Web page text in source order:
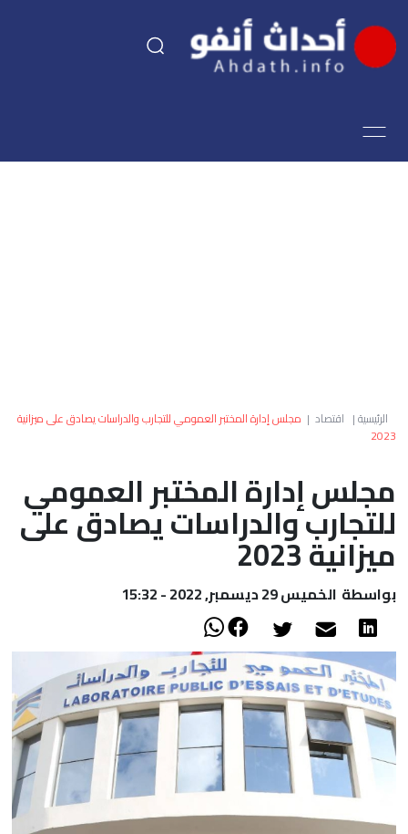
اقتصاد
العالم
الصحراء
الرئيسية| اقتصاد | مجلس إدارة المختبر العمومي للتجارب والدراسات يصادق على ميزانية
2023
مجلس إدارة المختبر العمومي
للتجارب والدراسات يصادق على
ميزانية 2023
بواسطة الخميس 29 ديسمبر, 2022 - 15:32